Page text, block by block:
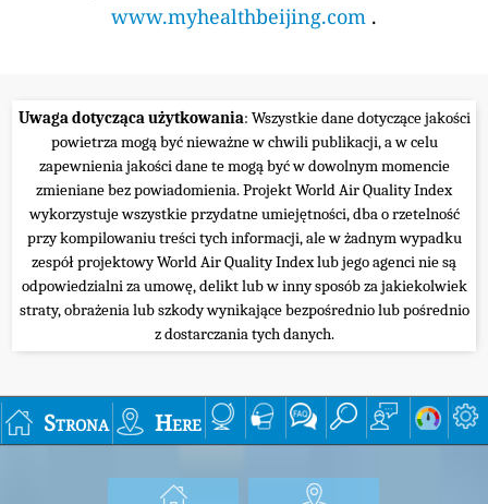
www.myhealthbeijing.com .
Uwaga dotycząca użytkowania: Wszystkie dane dotyczące jakości
powietrza mogą być nieważne w chwili publikacji, a w celu
zapewnienia jakości dane te mogą być w dowolnym momencie
zmieniane bez powiadomienia. Projekt World Air Quality Index
wykorzystuje wszystkie przydatne umiejętności, dba o rzetelność
przy kompilowaniu treści tych informacji, ale w żadnym wypadku
zespół projektowy World Air Quality Index lub jego agenci nie są
odpowiedzialni za umowę, delikt lub w inny sposób za jakiekolwiek
straty, obrażenia lub szkody wynikające bezpośrednio lub pośrednio
z dostarczania tych danych.
Strona Here